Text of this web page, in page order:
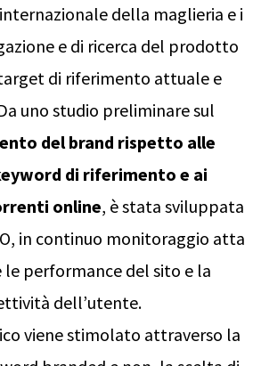
della maglieria e i
e di ricerca del prodotto
di riferimento attuale e
uno studio preliminare sul
del brand rispetto alle
di riferimento e ai
online, è stata sviluppata
in continuo monitoraggio atta
le performance del sito e la
dell’utente.
viene stimolato attraverso la